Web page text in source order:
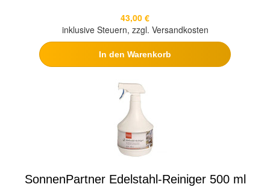
43,00 €
inklusive Steuern, zzgl. Versandkosten
In den Warenkorb
SonnenPartner Edelstahl-Reiniger 500 ml